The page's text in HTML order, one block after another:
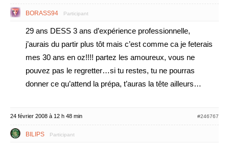
BORASS94 Participant
29 ans DESS 3 ans d’expérience professionnelle,
j’aurais du partir plus tôt mais c’est comme ca je feterais
mes 30 ans en oz!!!! partez les amoureux, vous ne
pouvez pas le regretter…si tu restes, tu ne pourras
donner ce qu’attend la prépa, t’auras la tête ailleurs…
24 février 2008 à 12 h 48 min #246767
BILIPS Participant